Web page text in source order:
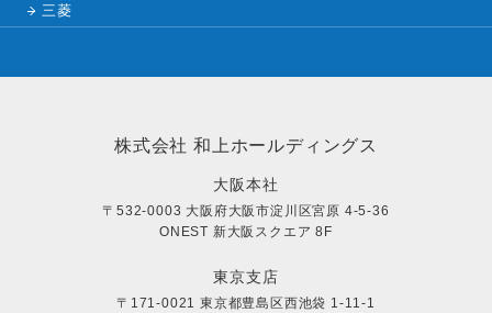
三菱
株式会社 和上ホールディングス
大阪本社
〒532-0003 大阪府大阪市淀川区宮原 4-5-36
ONEST 新大阪スクエア 8F
東京支店
〒171-0021 東京都豊島区西池袋 1-11-1